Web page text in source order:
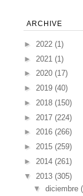
ARCHIVE
► 2022 (1)
► 2021 (1)
► 2020 (17)
► 2019 (40)
► 2018 (150)
► 2017 (224)
► 2016 (266)
► 2015 (259)
► 2014 (261)
▼ 2013 (305)
▼ diciembre